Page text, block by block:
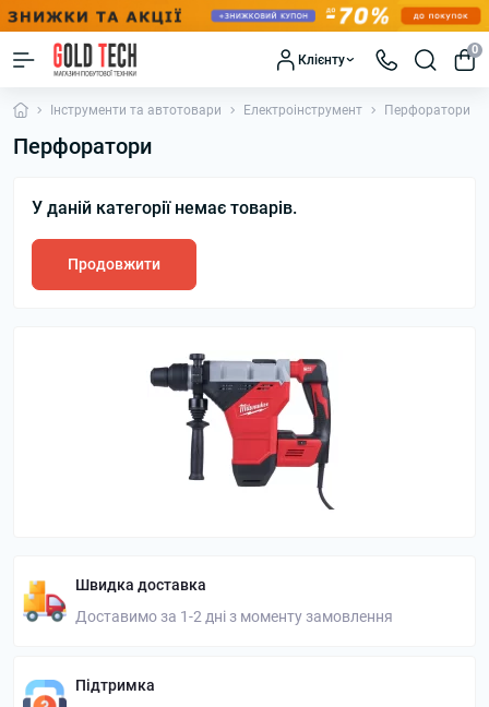
Клієнту
0
Інструменти та автотовари Електроінструмент Перфоратори
Перфоратори
У даній категорії немає товарів.
Продовжити
Швидка доставка
Доставимо за 1-2 дні з моменту замовлення
Підтримка